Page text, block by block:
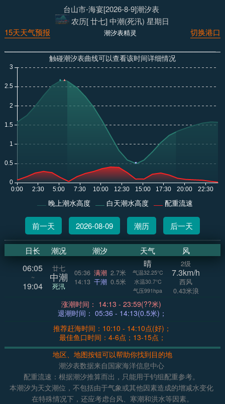
台山市-海宴[2026-8-9]潮汐表
农历[ 廿七] 中潮(死汛) 星期日
切换港口
潮汐表精灵
15天天气预报
触碰潮汐表曲线可以查看该时间详细情况
晚上潮水高度 白天潮水高度 配重流速
前一天 2026-08-09 潮历 后一天
日长 潮况 潮汐 天气 风
06:05
~
19:04
廿七
中潮
死汛
05:36 满潮 2.7米
14:13 干潮 0.5米
晴
气温32.25°C
水温30.7°C
气压991hpa
2级
7.3km/h
西风
0.43米浪
涨潮时间： 14:13 - 23:59(??米)
退潮时间： 05:36 - 14:13(0.5米)；
推荐赶海时间：10:10 - 14:10点(好)；
最佳鱼口时间：4-6点；13-15点；
地区、地图按钮可以帮助你找到目的地
潮汐表数据来自国家海洋信息中心
配重流速：根据潮汐推算而出，只能用于钓组配重参考。
本潮汐为天文潮位，不包括由于气象或其他因素造成的增减水变化
在特殊情况下，还应考虑台风、寒潮和洪水等因素。